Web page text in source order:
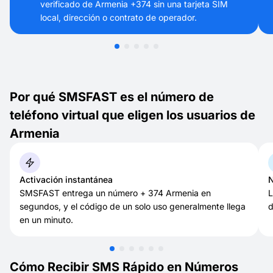
verificado de Armenia +374 sin una tarjeta SIM
local, dirección o contrato de operador.
Por qué SMSFAST es el número de
teléfono virtual que eligen los usuarios de
Armenia
Activación instantánea
SMSFAST entrega un número + 374 Armenia en
segundos, y el código de un solo uso generalmente llega
en un minuto.
Cómo Recibir SMS Rápido en Números